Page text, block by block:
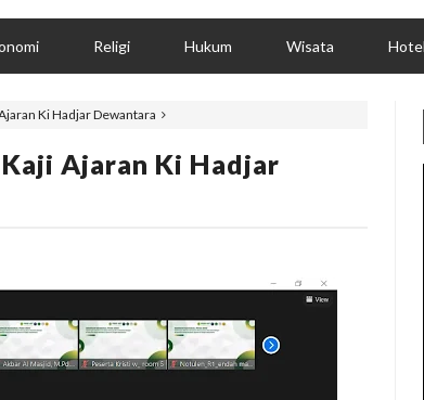
Religi Hukum Wisata Hotel
Ki Hadjar Dewantara
Ajaran Ki Hadjar